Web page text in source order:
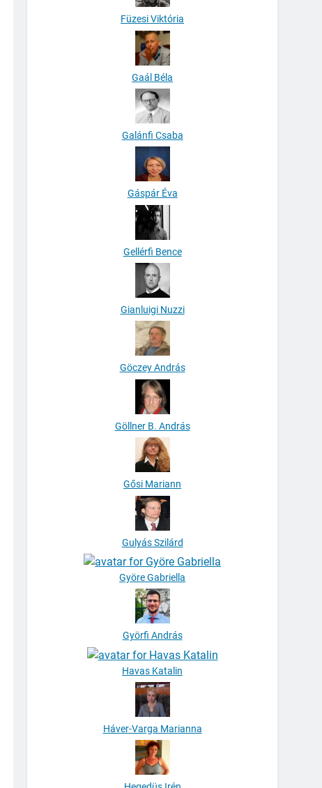
Füzesi Viktória
Gaál Béla
Galánfi Csaba
Gáspár Éva
Gellérfi Bence
Gianluigi Nuzzi
Göczey András
Göllner B. András
Gősi Mariann
Gulyás Szilárd
Györe Gabriella
Györfi András
Havas Katalin
Háver-Varga Marianna